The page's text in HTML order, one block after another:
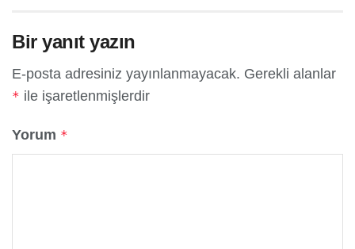
Bir yanıt yazın
E-posta adresiniz yayınlanmayacak. Gerekli alanlar
* ile işaretlenmişlerdir
Yorum *